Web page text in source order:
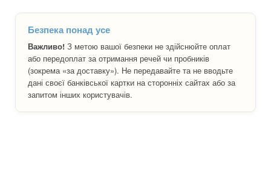
Безпека понад усе
Важливо! З метою вашої безпеки не здійснюйте оплат
або передоплат за отримання речей чи пробників
(зокрема «за доставку»). Не передавайте та не вводьте
дані своєї банківської картки на сторонніх сайтах або за
запитом інших користувачів.